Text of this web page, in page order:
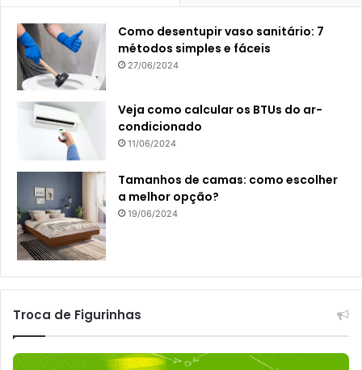
Como desentupir vaso sanitário: 7
métodos simples e fáceis
27/06/2024
Veja como calcular os BTUs do ar-
condicionado
11/06/2024
Tamanhos de camas: como escolher
a melhor opção?
19/06/2024
Troca de Figurinhas